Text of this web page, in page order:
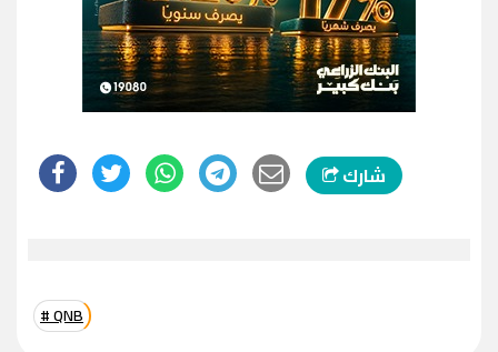
شارك
# QNB